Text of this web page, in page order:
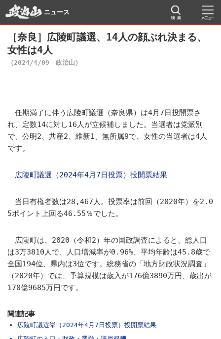
ニュース
［奈良］広陵町議選、14人の顔ぶれ決まる、
女性は4人
（2024/4/09 政治山）
任期満了に伴う広陵町議選（奈良県）は4月7日投開票さ
れ、定数14に対し16人が立候補しました。当選者は党派別
で、公明2、共産2、維新1、無所属9で、女性の当選者は4人
です。
広陵町議選（2024年4月7日投票）投開票結果
当日有権者数は28,467人。投票率は前回（2020年）を2.0
5ポイント上回る46.55％でした。
広陵町は、2020（令和2）年の国政調査によると、総人口
は3万3810人で、人口増減率が0.96%、平均年齢は45.8歳で
全国194位、県内は3位です。総務省の「地方財政状況調査」
（2020年）では、予算規模は歳入が176億3890万円、歳出が
170億9685万円です。
関連記事
広陵町議選挙（2024年4月7日投票）投開票結果